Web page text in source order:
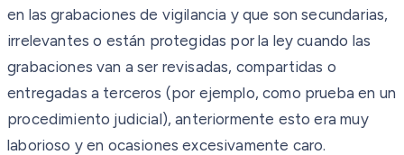
en las grabaciones de vigilancia y que son secundarias,
irrelevantes o están protegidas por la ley cuando las
grabaciones van a ser revisadas, compartidas o
entregadas a terceros (por ejemplo, como prueba en un
procedimiento judicial), anteriormente esto era muy
laborioso y en ocasiones excesivamente caro.